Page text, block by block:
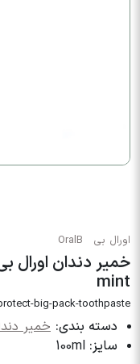
اورال بی OralB
mint
big-pack-toothpaste
دسته بندی: خمیر
سایز: 100ml